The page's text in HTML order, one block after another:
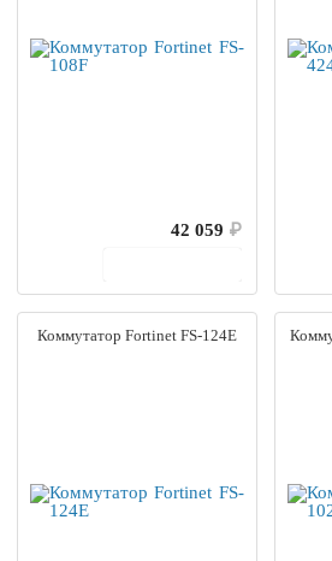
42 059 ₽
Коммутатор Fortinet FS-124E